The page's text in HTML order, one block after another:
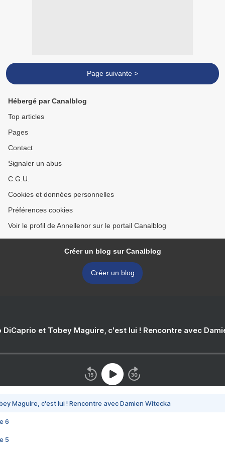
Page suivante >
Hébergé par Canalblog
Top articles
Pages
Contact
Signaler un abus
C.G.U.
Cookies et données personnelles
Préférences cookies
Voir le profil de Annellenor sur le portail Canalblog
Créer un blog sur Canalblog
Créer un blog
DiCaprio et Tobey Maguire, c'est lui ! Rencontre avec
Maguire, c'est lui ! Rencontre avec Damien Witecka
6
5